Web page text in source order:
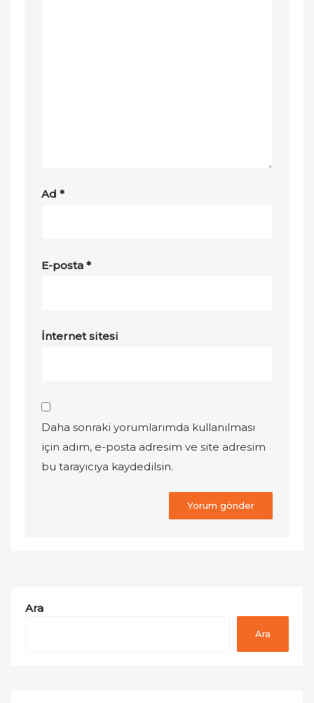
Ad*
E-posta*
İnternet sitesi
Daha sonraki yorumlarımda kullanılması
için adım, e-posta adresim ve site adresim
bu tarayıcıya kaydedilsin.
Ara
Ara